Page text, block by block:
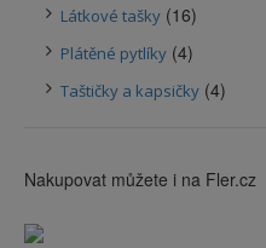
Látkové tašky (16)
Plátěné pytlíky (4)
Taštičky a kapsičky (4)
Nakupovat můžete i na Fler.cz